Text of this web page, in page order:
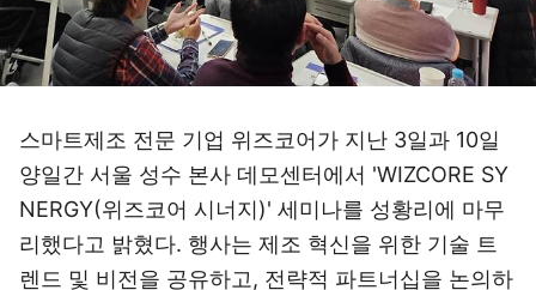
스마트제조 전문 기업 위즈코어가 지난 3일과 10일
양일간 서울 성수 본사 데모센터에서 'WIZCORE SY
NERGY(위즈코어 시너지)' 세미나를 성황리에 마무
리했다고 밝혔다. 행사는 제조 혁신을 위한 기술 트
렌드 및 비전을 공유하고, 전략적 파트너십을 논의하